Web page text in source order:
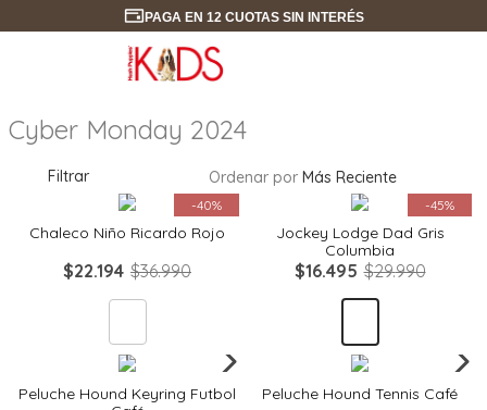
PAGA EN 12 CUOTAS SIN INTERÉS
Cyber Monday 2024
Filtrar Ordenar por Más Reciente
-40%
Quickview
Chaleco Niño Ricardo Rojo
$22.194 $36.990
-45%
Quickview
Jockey Lodge Dad Gris
Columbia
$16.495 $29.990
Quickview
Peluche Hound Keyring Futbol
Quickview
Peluche Hound Tennis Café